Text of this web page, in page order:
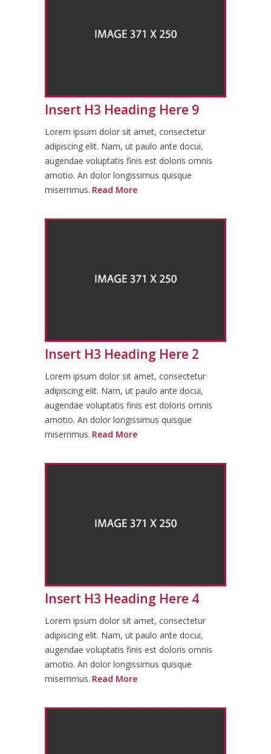
Insert H3 Heading Here 9
Lorem ipsum dolor sit amet, consectetur
adipiscing elit. Nam, ut paulo ante docui,
augendae voluptatis finis est doloris omnis
amotio. An dolor longissimus quisque
miserrimus. Read More
Insert H3 Heading Here 2
Lorem ipsum dolor sit amet, consectetur
adipiscing elit. Nam, ut paulo ante docui,
augendae voluptatis finis est doloris omnis
amotio. An dolor longissimus quisque
miserrimus. Read More
Insert H3 Heading Here 4
Lorem ipsum dolor sit amet, consectetur
adipiscing elit. Nam, ut paulo ante docui,
augendae voluptatis finis est doloris omnis
amotio. An dolor longissimus quisque
miserrimus. Read More